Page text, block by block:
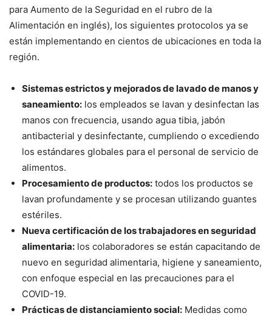
para Aumento de la Seguridad en el rubro de la
Alimentación en inglés), los siguientes protocolos ya se
están implementando en cientos de ubicaciones en toda la
región.
Sistemas estrictos y mejorados de lavado de manos y
saneamiento: los empleados se lavan y desinfectan las
manos con frecuencia, usando agua tibia, jabón
antibacterial y desinfectante, cumpliendo o excediendo
los estándares globales para el personal de servicio de
alimentos.
Procesamiento de productos: todos los productos se
lavan profundamente y se procesan utilizando guantes
estériles.
Nueva certificación de los trabajadores en seguridad
alimentaria: los colaboradores se están capacitando de
nuevo en seguridad alimentaria, higiene y saneamiento,
con enfoque especial en las precauciones para el
COVID-19.
Prácticas de distanciamiento social: Medidas como